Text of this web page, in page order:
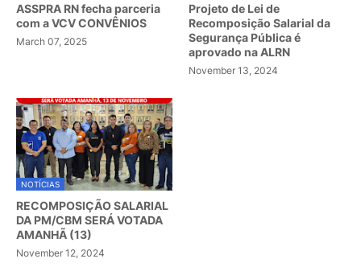
ASSPRA RN fecha parceria
com a VCV CONVÊNIOS
March 07, 2025
Projeto de Lei de
Recomposição Salarial da
Segurança Pública é
aprovado na ALRN
November 13, 2024
NOTÍCIAS
RECOMPOSIÇÃO SALARIAL
DA PM/CBM SERÁ VOTADA
AMANHÃ (13)
November 12, 2024